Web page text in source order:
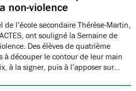
non-violence
l’école secondaire Thérèse-Martin,
ont souligné la Semaine de
Des élèves de quatrième
à découper le contour de leur main
à la signer, puis à l’apposer sur…